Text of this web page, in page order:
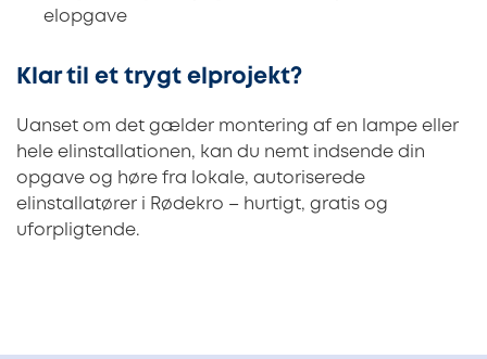
elopgave
Klar til et trygt elprojekt?
Uanset om det gælder montering af en lampe eller
hele elinstallationen, kan du nemt indsende din
opgave og høre fra lokale, autoriserede
elinstallatører i Rødekro – hurtigt, gratis og
uforpligtende.